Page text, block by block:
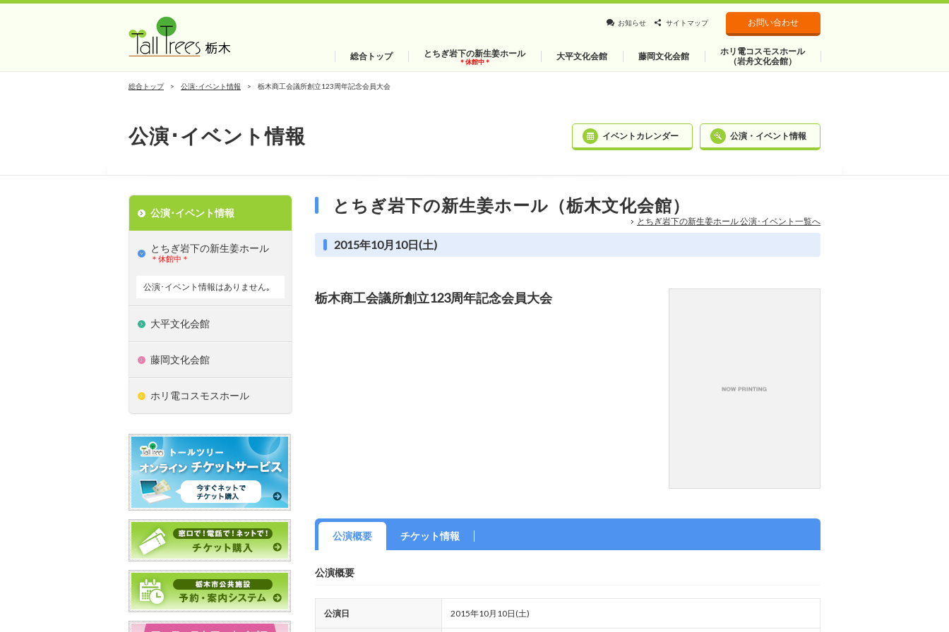
総合トップ とちぎ岩下の新生姜ホール
＊休館中＊ 大平文化会館 藤岡文化会館
ホリ電コスモスホール
（岩舟文化会館）
お知らせ サイトマップ お問い合わせ
総合トップ 公演･イベント情報 栃木商工会議所創立123周年記念会員大会
公演･イベント情報 イベントカレンダー 公演・イベント情報
とちぎ岩下の新生姜ホール（栃木文化会館）
とちぎ岩下の新⽣姜ホール 公演･イベント一覧へ
2015年10月10日(土)
栃木商工会議所創立123周年記念会員大会
公演概要 チケット情報
公演概要
公演日 2015年10月10日(土)
公演･イベント情報
とちぎ岩下の新⽣姜ホール
＊休館中＊
公演･イベント情報はありません｡
大平文化会館
藤岡文化会館
ホリ電コスモスホール